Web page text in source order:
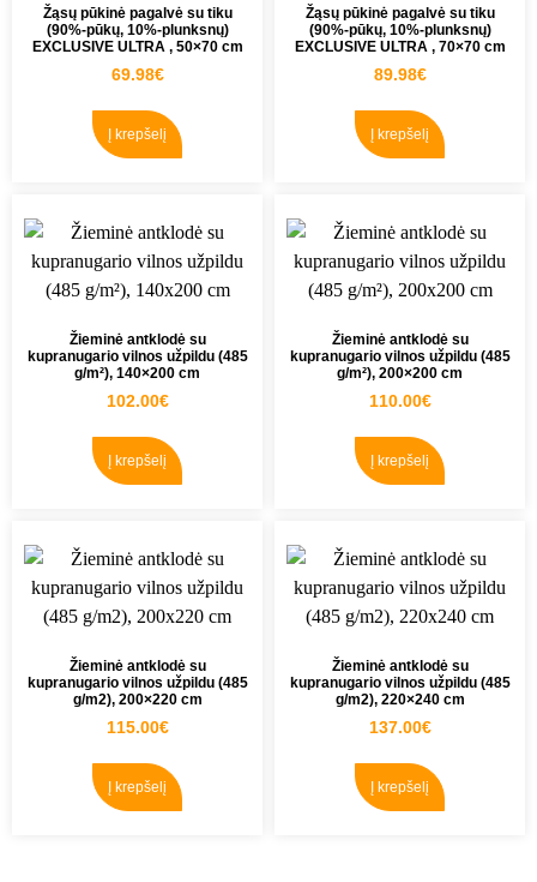
Žąsų pūkinė pagalvė su tiku
(90%-pūkų, 10%-plunksnų)
EXCLUSIVE ULTRA , 50×70 cm
69.98€
Į krepšelį
Žąsų pūkinė pagalvė su tiku
(90%-pūkų, 10%-plunksnų)
EXCLUSIVE ULTRA , 70×70 cm
89.98€
Į krepšelį
Žieminė antklodė su
kupranugario vilnos užpildu (485
g/m²), 140×200 cm
102.00€
Į krepšelį
Žieminė antklodė su
kupranugario vilnos užpildu (485
g/m²), 200×200 cm
110.00€
Į krepšelį
Žieminė antklodė su
kupranugario vilnos užpildu (485
g/m2), 200×220 cm
115.00€
Į krepšelį
Žieminė antklodė su
kupranugario vilnos užpildu (485
g/m2), 220×240 cm
137.00€
Į krepšelį